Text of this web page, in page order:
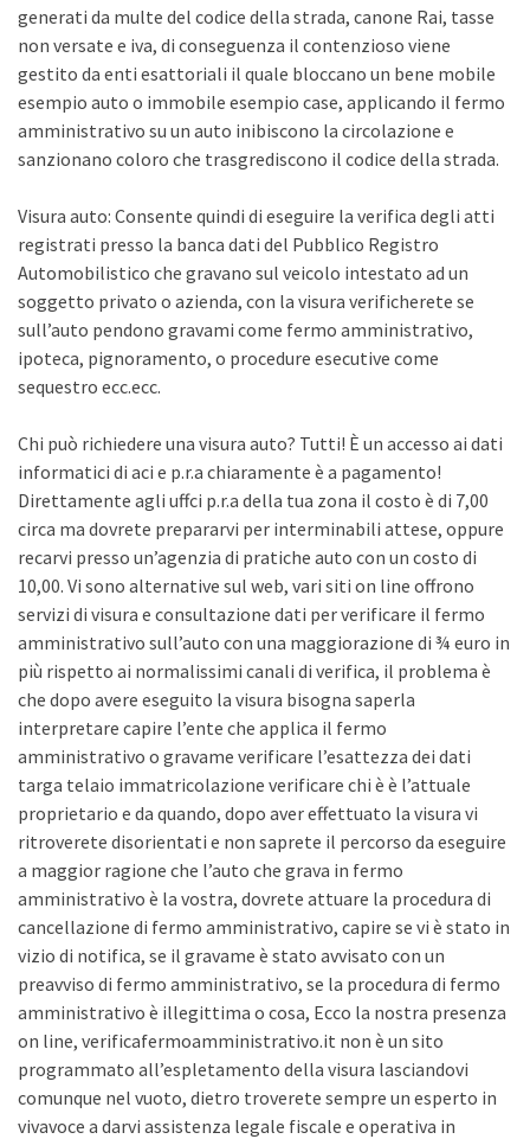
generati da multe del codice della strada, canone Rai, tasse
non versate e iva, di conseguenza il contenzioso viene
gestito da enti esattoriali il quale bloccano un bene mobile
esempio auto o immobile esempio case, applicando il fermo
amministrativo su un auto inibiscono la circolazione e
sanzionano coloro che trasgrediscono il codice della strada.
Visura auto: Consente quindi di eseguire la verifica degli atti
registrati presso la banca dati del Pubblico Registro
Automobilistico che gravano sul veicolo intestato ad un
soggetto privato o azienda, con la visura verificherete se
sull’auto pendono gravami come fermo amministrativo,
ipoteca, pignoramento, o procedure esecutive come
sequestro ecc.ecc.
Chi può richiedere una visura auto? Tutti! È un accesso ai dati
informatici di aci e p.r.a chiaramente è a pagamento!
Direttamente agli uffci p.r.a della tua zona il costo è di 7,00
circa ma dovrete prepararvi per interminabili attese, oppure
recarvi presso un’agenzia di pratiche auto con un costo di
10,00. Vi sono alternative sul web, vari siti on line offrono
servizi di visura e consultazione dati per verificare il fermo
amministrativo sull’auto con una maggiorazione di ¾ euro in
più rispetto ai normalissimi canali di verifica, il problema è
che dopo avere eseguito la visura bisogna saperla
interpretare capire l’ente che applica il fermo
amministrativo o gravame verificare l’esattezza dei dati
targa telaio immatricolazione verificare chi è è l’attuale
proprietario e da quando, dopo aver effettuato la visura vi
ritroverete disorientati e non saprete il percorso da eseguire
a maggior ragione che l’auto che grava in fermo
amministrativo è la vostra, dovrete attuare la procedura di
cancellazione di fermo amministrativo, capire se vi è stato in
vizio di notifica, se il gravame è stato avvisato con un
preavviso di fermo amministrativo, se la procedura di fermo
amministrativo è illegittima o cosa, Ecco la nostra presenza
on line, verificafermoamministrativo.it non è un sito
programmato all’espletamento della visura lasciandovi
comunque nel vuoto, dietro troverete sempre un esperto in
vivavoce a darvi assistenza legale fiscale e operativa in